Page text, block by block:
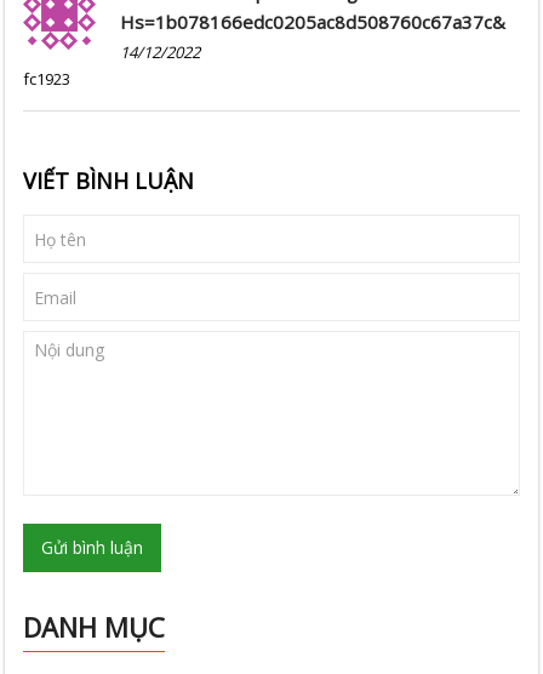
Hs=1b078166edc0205ac8d508760c67a37c&
14/12/2022
fc1923
VIẾT BÌNH LUẬN
Gửi bình luận
DANH MỤC